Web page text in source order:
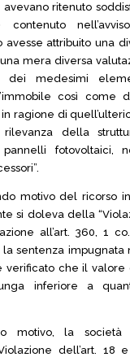
ritenuto
contenuto
avesse attribuito una
mera diversa
dei medesimi
così come
ragione di
della
fotovoltaici,
motivo del ricorso
si doleva della
all’art. 360, 1
la sentenza impugnata
verificato che il
inferiore a
motivo, la società
dell’art. 18